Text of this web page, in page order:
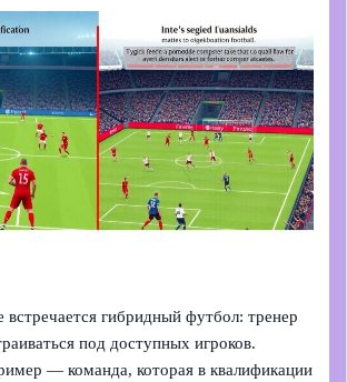
гибридный футбол: тренер
под доступных игроков.
— команда, которая в квалификации